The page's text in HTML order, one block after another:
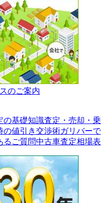
のご案内
の基礎知識査定・売却・乗
の値引き交渉術ガリバーで
るご質問中古車査定相場表